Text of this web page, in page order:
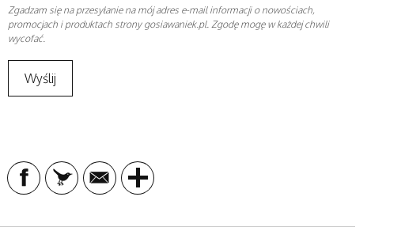
Zgadzam się na przesyłanie na mój adres e-mail informacji o nowościach,
promocjach i produktach strony gosiawaniek.pl. Zgodę mogę w każdej chwili
wycofać.